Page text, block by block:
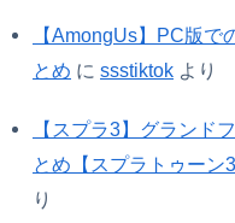
【AmongUs】PC版で
とめ に ssstiktok より
【スプラ3】グランド
とめ【スプラトゥーン3
り